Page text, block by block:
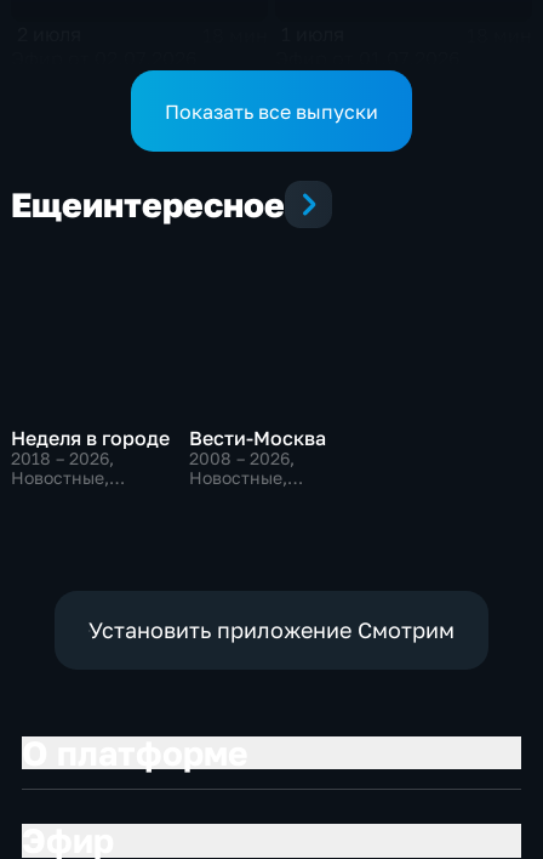
Показать все выпуски
Ещеинтересное
Неделя в городе
2018 – 2026,
Новостные,
Вести-Москва
2008 – 2026,
Новостные,
Установить приложение Смотрим